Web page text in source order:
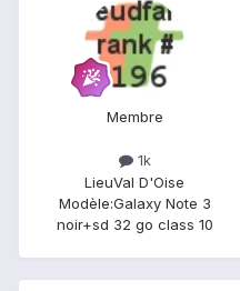
Membre
1k
LieuVal D'Oise
Modèle:Galaxy Note 3
noir+sd 32 go class 10